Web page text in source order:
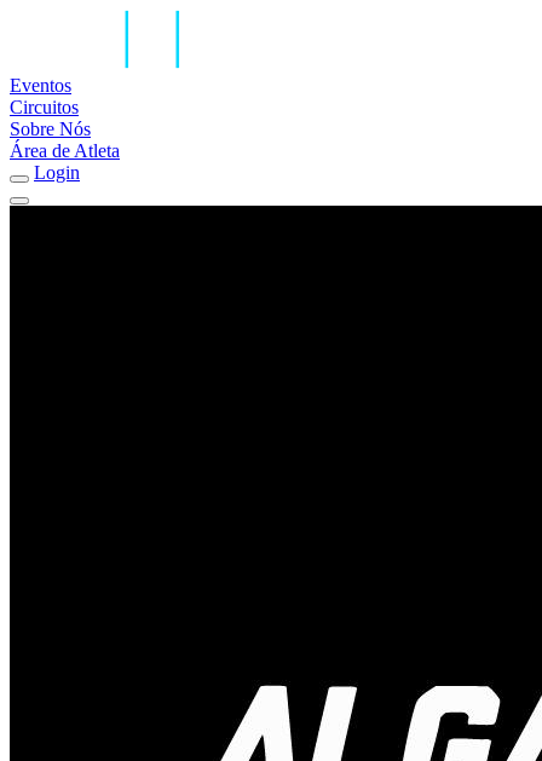
Eventos
Circuitos
Sobre Nós
Área de Atleta
Login